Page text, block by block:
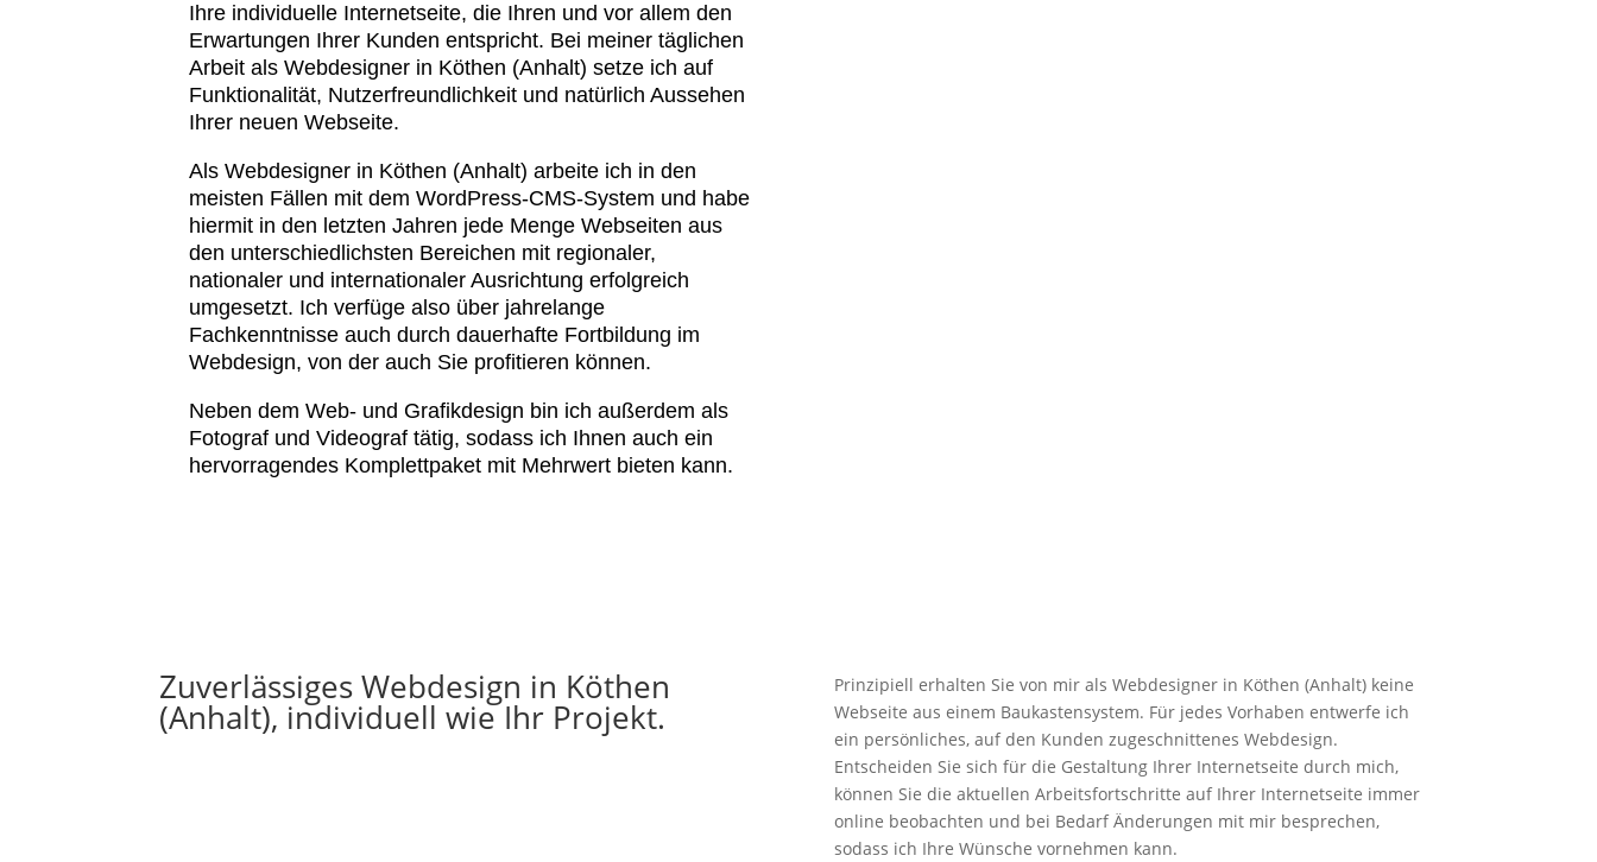
Ihre individuelle Internetseite, die Ihren und vor allem den
Erwartungen Ihrer Kunden entspricht. Bei meiner täglichen
Arbeit als Webdesigner in Köthen (Anhalt) setze ich auf
Funktionalität, Nutzerfreundlichkeit und natürlich Aussehen
Ihrer neuen Webseite.
Als Webdesigner in Köthen (Anhalt) arbeite ich in den
meisten Fällen mit dem WordPress-CMS-System und habe
hiermit in den letzten Jahren jede Menge Webseiten aus
den unterschiedlichsten Bereichen mit regionaler,
nationaler und internationaler Ausrichtung erfolgreich
umgesetzt. Ich verfüge also über jahrelange
Fachkenntnisse auch durch dauerhafte Fortbildung im
Webdesign, von der auch Sie profitieren können.
Neben dem Web- und Grafikdesign bin ich außerdem als
Fotograf und Videograf tätig, sodass ich Ihnen auch ein
hervorragendes Komplettpaket mit Mehrwert bieten kann.
Zuverlässiges Webdesign in Köthen
(Anhalt), individuell wie Ihr Projekt.
Prinzipiell erhalten Sie von mir als Webdesigner in Köthen (Anhalt) keine
Webseite aus einem Baukastensystem. Für jedes Vorhaben entwerfe ich
ein persönliches, auf den Kunden zugeschnittenes Webdesign.
Entscheiden Sie sich für die Gestaltung Ihrer Internetseite durch mich,
können Sie die aktuellen Arbeitsfortschritte auf Ihrer Internetseite immer
online beobachten und bei Bedarf Änderungen mit mir besprechen,
sodass ich Ihre Wünsche vornehmen kann.